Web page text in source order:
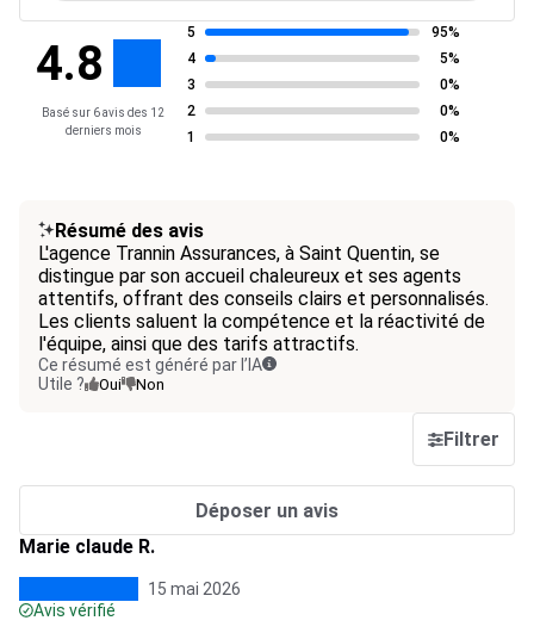
4.8
Basé sur 6 avis des 12
derniers mois
5
95%
4
5%
3
0%
2
0%
1
0%
Résumé des avis
L'agence Trannin Assurances, à Saint Quentin, se
distingue par son accueil chaleureux et ses agents
attentifs, offrant des conseils clairs et personnalisés.
Les clients saluent la compétence et la réactivité de
l'équipe, ainsi que des tarifs attractifs.
Ce résumé est généré par l’IA
Utile ?
Oui Non
Filtrer
Déposer un avis
Marie claude R.
15 mai 2026
Avis vérifié